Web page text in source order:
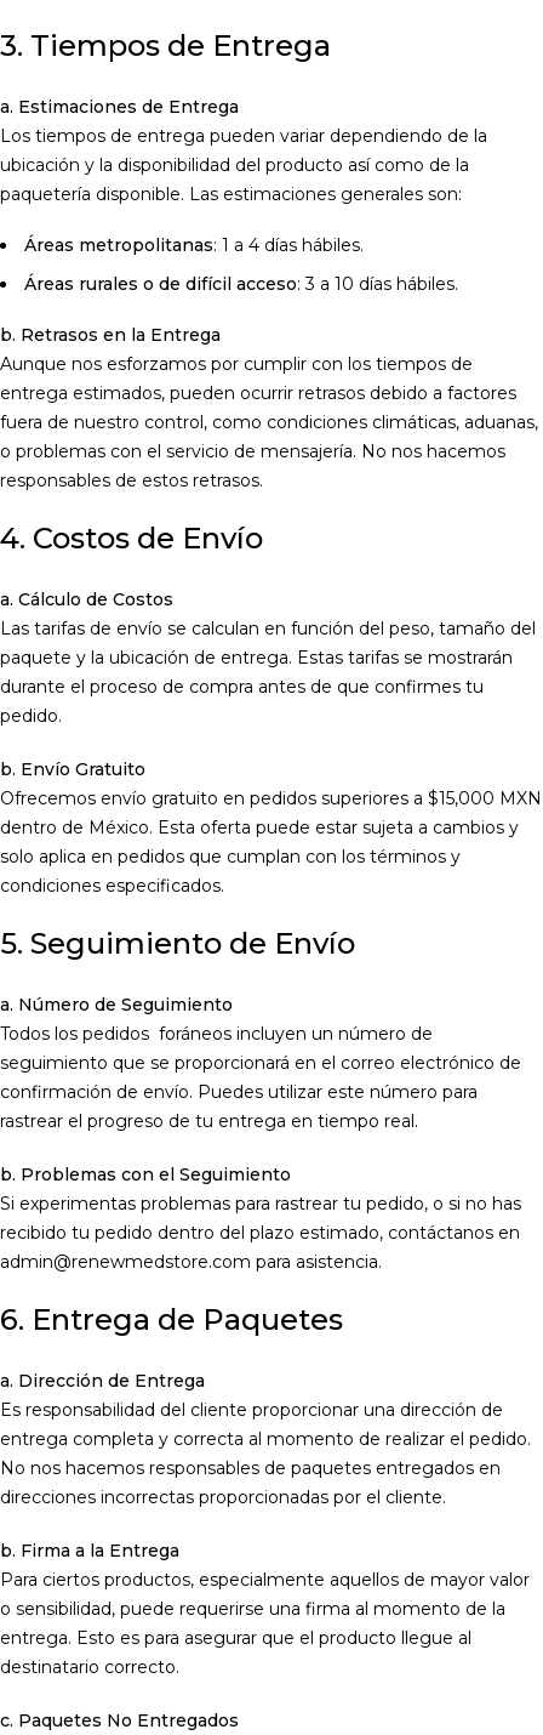
3. Tiempos de Entrega
a. Estimaciones de Entrega
Los tiempos de entrega pueden variar dependiendo de la
ubicación y la disponibilidad del producto así como de la
paquetería disponible. Las estimaciones generales son:
Áreas metropolitanas: 1 a 4 días hábiles.
Áreas rurales o de difícil acceso: 3 a 10 días hábiles.
b. Retrasos en la Entrega
Aunque nos esforzamos por cumplir con los tiempos de
entrega estimados, pueden ocurrir retrasos debido a factores
fuera de nuestro control, como condiciones climáticas, aduanas,
o problemas con el servicio de mensajería. No nos hacemos
responsables de estos retrasos.
4. Costos de Envío
a. Cálculo de Costos
Las tarifas de envío se calculan en función del peso, tamaño del
paquete y la ubicación de entrega. Estas tarifas se mostrarán
durante el proceso de compra antes de que confirmes tu
pedido.
b. Envío Gratuito
Ofrecemos envío gratuito en pedidos superiores a $15,000 MXN
dentro de México. Esta oferta puede estar sujeta a cambios y
solo aplica en pedidos que cumplan con los términos y
condiciones especificados.
5. Seguimiento de Envío
a. Número de Seguimiento
Todos los pedidos foráneos incluyen un número de
seguimiento que se proporcionará en el correo electrónico de
confirmación de envío. Puedes utilizar este número para
rastrear el progreso de tu entrega en tiempo real.
b. Problemas con el Seguimiento
Si experimentas problemas para rastrear tu pedido, o si no has
recibido tu pedido dentro del plazo estimado, contáctanos en
admin@renewmedstore.com para asistencia.
6. Entrega de Paquetes
a. Dirección de Entrega
Es responsabilidad del cliente proporcionar una dirección de
entrega completa y correcta al momento de realizar el pedido.
No nos hacemos responsables de paquetes entregados en
direcciones incorrectas proporcionadas por el cliente.
b. Firma a la Entrega
Para ciertos productos, especialmente aquellos de mayor valor
o sensibilidad, puede requerirse una firma al momento de la
entrega. Esto es para asegurar que el producto llegue al
destinatario correcto.
c. Paquetes No Entregados